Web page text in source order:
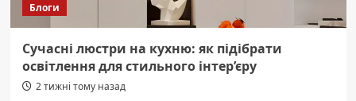
Блоги
Сучасні люстри на кухню: як підібрати
освітлення для стильного інтер’єру
2 тижні тому назад